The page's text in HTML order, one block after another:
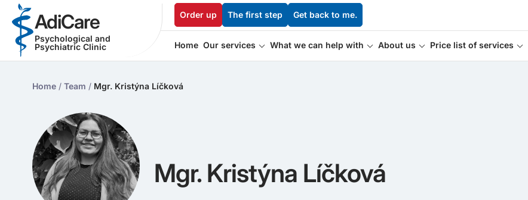
AdiCare
Psychological and
Psychiatric Clinic
Order up The first step Get back to me.
Home Our services What we can help with About us Price list of services
Home/ Team / Mgr. Kristýna Líčková
Mgr. Kristýna Líčková